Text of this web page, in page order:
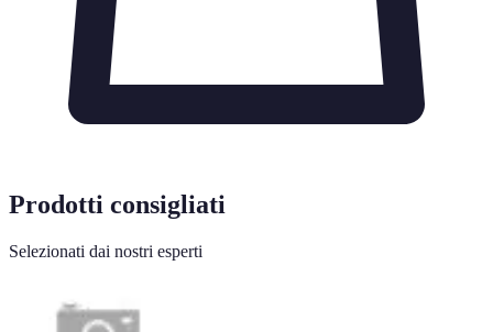
Prodotti consigliati
Selezionati dai nostri esperti